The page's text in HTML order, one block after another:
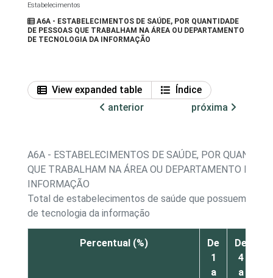
Estabelecimentos
A6A - ESTABELECIMENTOS DE SAÚDE, POR QUANTIDADE
DE PESSOAS QUE TRABALHAM NA ÁREA OU DEPARTAMENTO
DE TECNOLOGIA DA INFORMAÇÃO
View expanded table
Índice
anterior
próxima
A6A - ESTABELECIMENTOS DE SAÚDE, POR
QUE TRABALHAM NA ÁREA OU DEPARTAMENTO DE
INFORMAÇÃO
Total de estabelecimentos de saúde que possuem
de tecnologia da informação
Percentual (%)
De
1
a
De
4
a